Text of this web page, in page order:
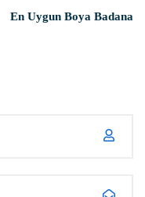
En Uygun Boya Badana